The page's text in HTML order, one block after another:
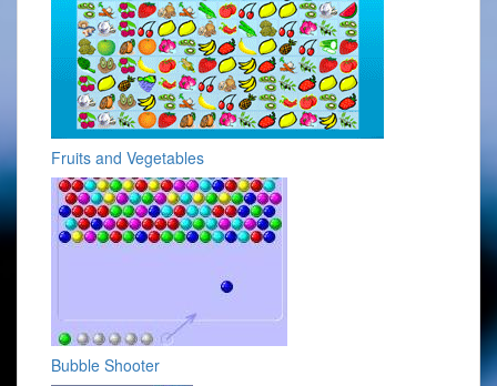
Fruits and Vegetables
Bubble Shooter